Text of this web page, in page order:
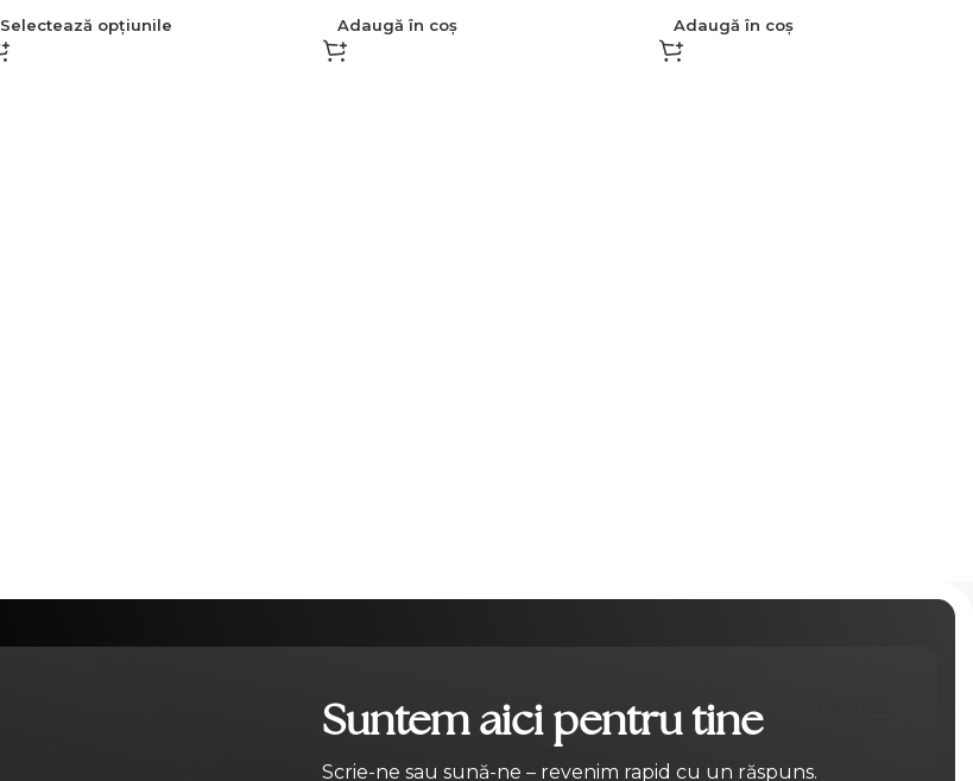
Selectează opțiunile Adaugă în coș Adaugă în coș
Suntem aici pentru tine
Scrie-ne sau sună-ne – revenim rapid cu un răspuns.